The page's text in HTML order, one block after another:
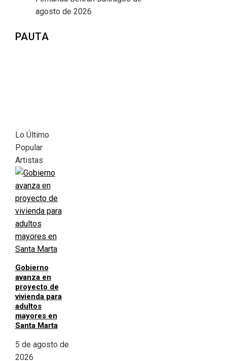
agosto de 2026
PAUTA
Lo Último
Popular
Artistas
Gobierno
avanza en
proyecto de
vivienda para
adultos
mayores en
Santa Marta
5 de agosto de
2026